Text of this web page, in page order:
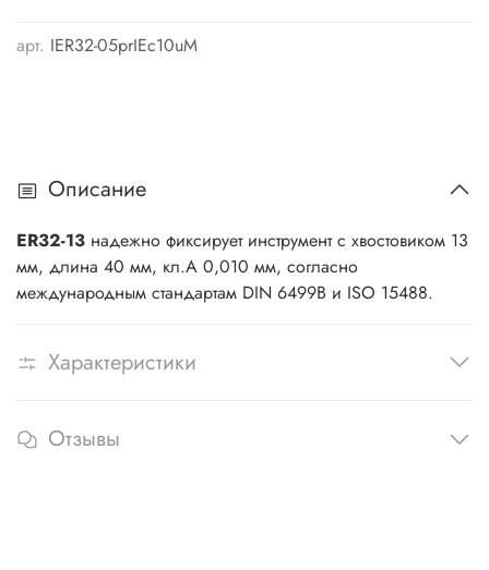
арт. IER32-05prIEc10uM
Описание
ER32-13 надежно фиксирует инструмент с хвостовиком 13
мм, длина 40 мм, кл.A 0,010 мм, согласно
международным стандартам DIN 6499B и ISO 15488.
Характеристики
Отзывы